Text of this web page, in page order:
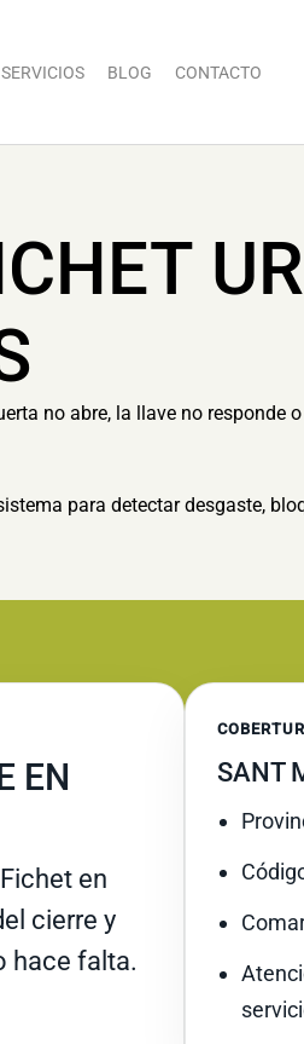
SERVICIOS BLOG CONTACTO
no abre, la llave no responde
para detectar desgaste,
EN
en
cierre y
hace falta.
SANT